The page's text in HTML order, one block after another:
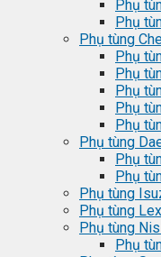
Phụ
Phụ
Phụ tùng
Phụ
Phụ
Phụ
Phụ
Phụ
Phụ tùng
Phụ
Phụ
Phụ tùng
Phụ tùng
Phụ tùng
Phụ